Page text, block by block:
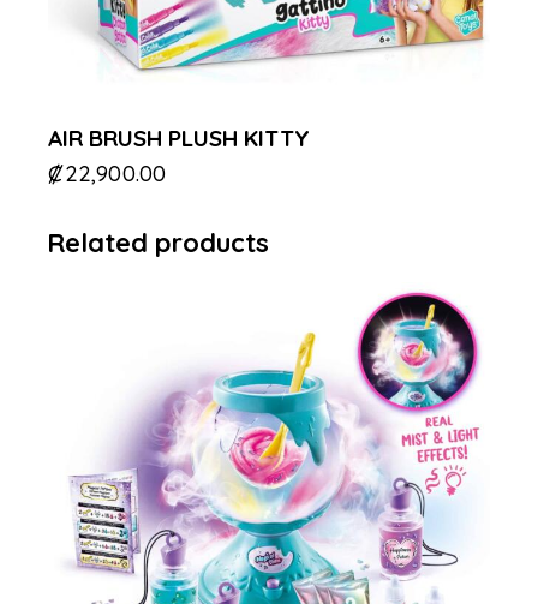
AIR BRUSH PLUSH KITTY
₡22,900.00
Related products